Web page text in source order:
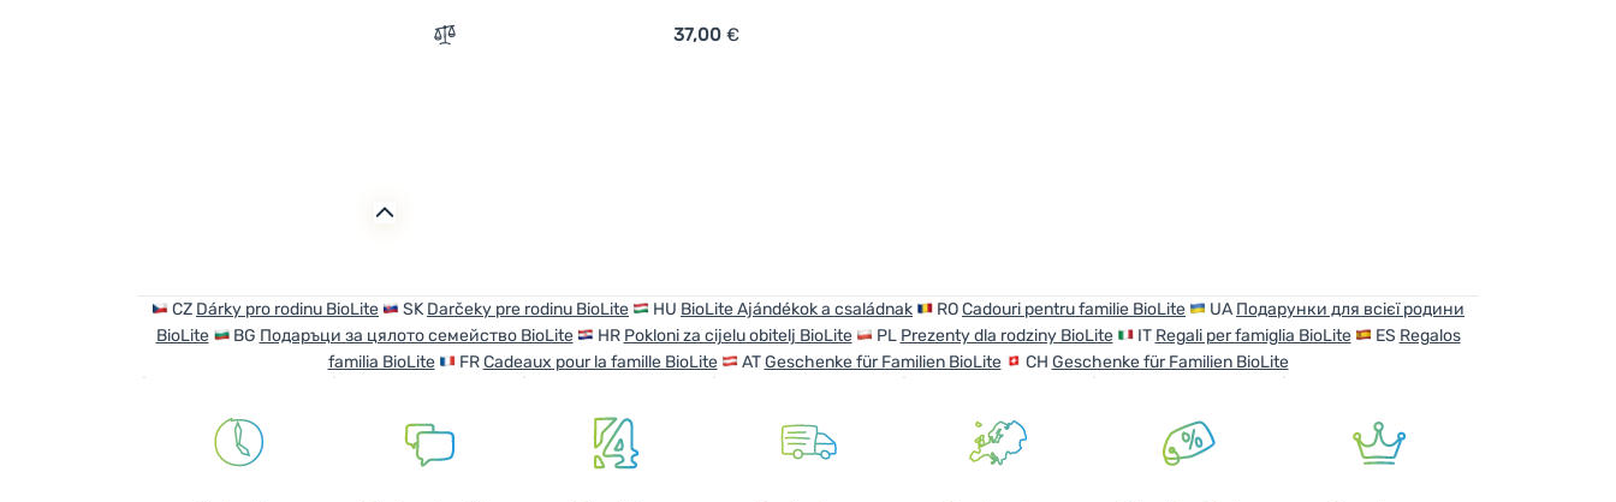
Zum Vergleich 'Solarlampe BioLite Luci Original Clear' hinzufügen
37,00 €
CZ Dárky pro rodinu BioLite SK Darčeky pre rodinu BioLite HU BioLite Ajándékok a családnak ROCadouri pentru familie BioLite UA Подарунки для всієї родини
BioLite
BG Подаръци за цялото семейство BioLite HR Pokloni za cijelu obitelj BioLite PL Prezenty dla rodziny BioLite IT Regali per famiglia BioLite ES Regalos
familia BioLite
FRCadeaux pour la famille BioLite ATGeschenke für Familien BioLite CH Geschenke für Familien BioLite